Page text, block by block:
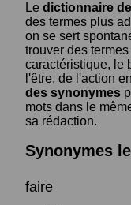
Le dictionnaire
des termes plus
on se sert
trouver des
caractéristique, le
l'être, de l'action
des synonymes
mots dans le
sa rédaction.
Synonymes
faire